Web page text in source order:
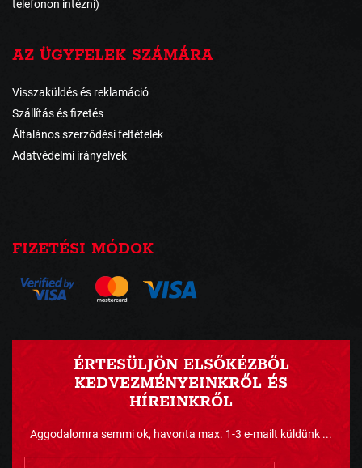
telefonon intézni)
AZ ÜGYFELEK SZÁMÁRA
Visszaküldés és reklamáció
Szállítás és fizetés
Általános szerződési feltételek
Adatvédelmi irányelvek
FIZETÉSI MÓDOK
ÉRTESÜLJÖN ELSŐKÉZBŐL
KEDVEZMÉNYEINKRŐL ÉS
HÍREINKRŐL
Aggodalomra semmi ok, havonta max. 1-3 e-mailt küldünk ...